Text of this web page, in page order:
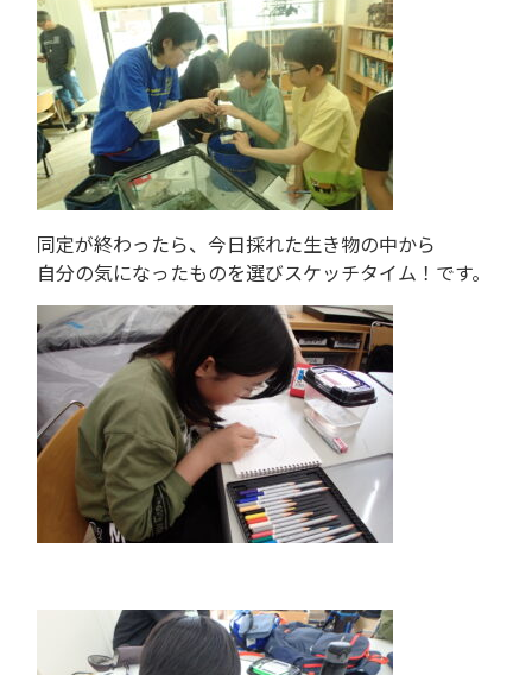
同定が終わったら、今日採れた生き物の中から
自分の気になったものを選びスケッチタイム！です。